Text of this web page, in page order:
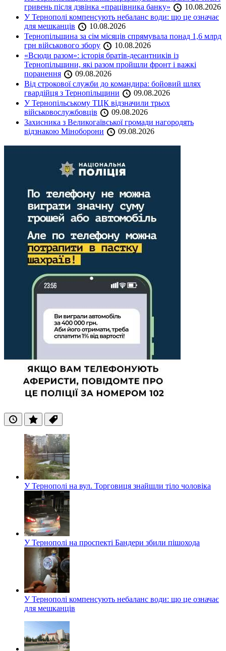
гривень після дзвінка «працівника банку»
10.08.2026
У Тернополі компенсують небаланс води: що це означає
для мешканців
10.08.2026
Тернопільщина за сім місяців спрямувала понад 1,6 млрд
грн військового збору
10.08.2026
«Всюди разом»: історія братів-десантників із
Тернопільщини, які разом пройшли фронт і важкі
поранення
09.08.2026
Від строкової служби до командира: бойовий шлях
гвардійця з Тернопільщини
09.08.2026
У Тернопільському ТЦК відзначили трьох
військовослужбовців
09.08.2026
Захисника з Великогаївської громади нагородять
відзнакою Міноборони
09.08.2026
ОстанніПопулярні
Теги
У Тернополі на вул. Торговиця знайшли тіло чоловіка
У Тернополі на проспекті Бандери збили пішохода
У Тернополі компенсують небаланс води: що це означає
для мешканців